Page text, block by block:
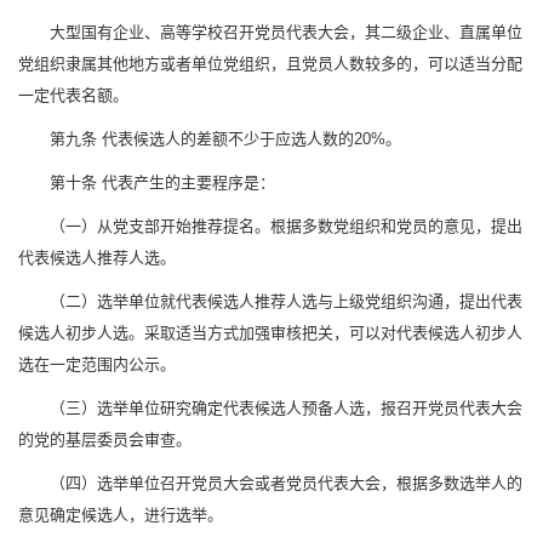
大型国有企业、高等学校召开党员代表大会，其二级企业、直属单位
党组织隶属其他地方或者单位党组织，且党员人数较多的，可以适当分配
一定代表名额。
第九条 代表候选人的差额不少于应选人数的20%。
第十条 代表产生的主要程序是：
（一）从党支部开始推荐提名。根据多数党组织和党员的意见，提出
代表候选人推荐人选。
（二）选举单位就代表候选人推荐人选与上级党组织沟通，提出代表
候选人初步人选。采取适当方式加强审核把关，可以对代表候选人初步人
选在一定范围内公示。
（三）选举单位研究确定代表候选人预备人选，报召开党员代表大会
的党的基层委员会审查。
（四）选举单位召开党员大会或者党员代表大会，根据多数选举人的
意见确定候选人，进行选举。